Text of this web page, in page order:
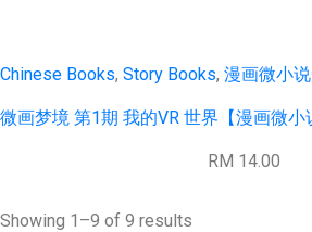
Chinese Books, Story Books, 漫画微小
微画梦境 第1期 我的VR 世界【漫画微小
RM 14.00
Showing 1–9 of 9 results